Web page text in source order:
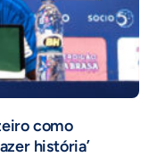
como
história’